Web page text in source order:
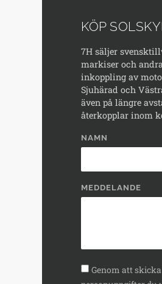
KÖP
7H säljer
markiser och
inkoppling av
Sjuhärad och
även på längre
återkopplar inom
NAMN
MEDDELANDE
Genom att